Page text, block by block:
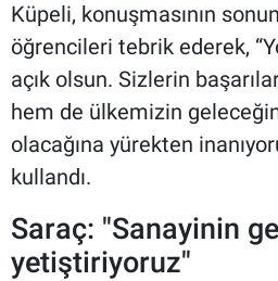
Küpeli, konuşmasının
öğrencileri tebrik ederek,
açık olsun. Sizlerin
hem de ülkemizin
olacağına yürekten
kullandı.
Saraç: "Sanayinin
yetiştiriyoruz"